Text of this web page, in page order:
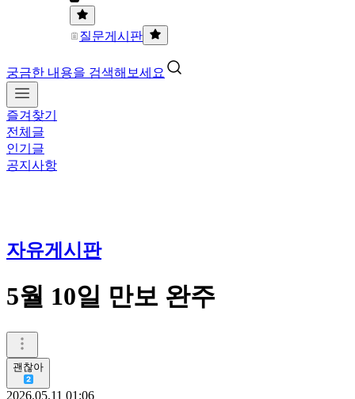
질문게시판
궁금한 내용을 검색해보세요
즐겨찾기
전체글
인기글
공지사항
자유게시판
5월 10일 만보 완주
괜찮아
2026.05.11 01:06